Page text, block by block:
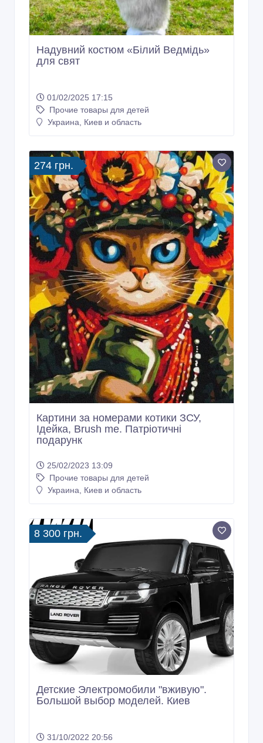
Надувний костюм «Білий Ведмідь»
для свят
01/02/2025 17:15
Прочие товары для детей
Украина, Киев и область
274 грн.
Картини за номерами котики ЗСУ,
Ідейка, Brush me. Патріотичні
подарунк
25/02/2023 13:09
Прочие товары для детей
Украина, Киев и область
8 300 грн.
Детские Электромобили "вживую".
Большой выбор моделей. Киев
31/10/2022 20:56